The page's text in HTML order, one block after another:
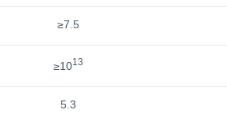
≥7.5
≥1013
5.3